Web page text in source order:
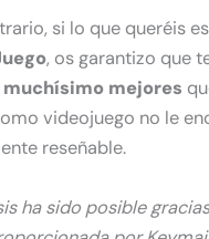
si lo que queréis
, os garantizo que
mejores
videojuego no le
reseñable.
ha sido posible